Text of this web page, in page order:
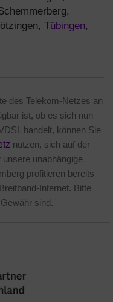
Tübingen,
des Telekom-Netzes an
ist, ob es sich nun
handelt, können Sie
nutzen, sich auf der
unsere unabhängige
profitieren bereits
Internet. Bitte
sind.